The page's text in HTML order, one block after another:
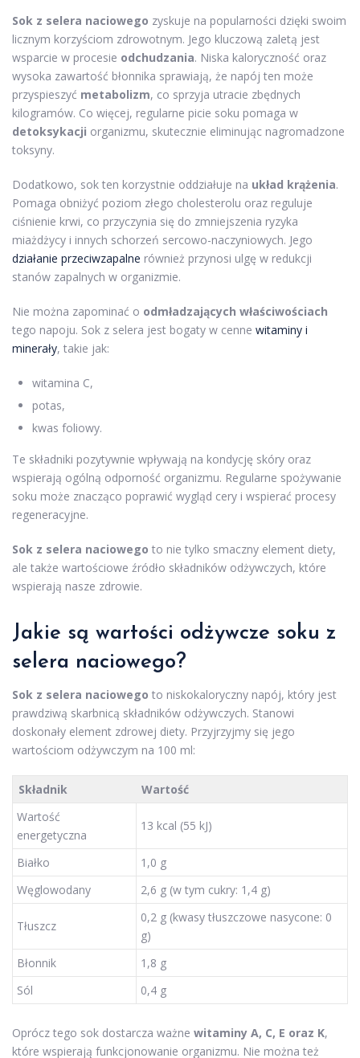
Sok z selera naciowego zyskuje na popularności dzięki swoim
licznym korzyściom zdrowotnym. Jego kluczową zaletą jest
wsparcie w procesie odchudzania. Niska kaloryczność oraz
wysoka zawartość błonnika sprawiają, że napój ten może
przyspieszyć metabolizm, co sprzyja utracie zbędnych
kilogramów. Co więcej, regularne picie soku pomaga w
detoksykacji organizmu, skutecznie eliminując nagromadzone
toksyny.
Dodatkowo, sok ten korzystnie oddziałuje na układ krążenia.
Pomaga obniżyć poziom złego cholesterolu oraz reguluje
ciśnienie krwi, co przyczynia się do zmniejszenia ryzyka
miażdżycy i innych schorzeń sercowo-naczyniowych. Jego
działanie przeciwzapalne również przynosi ulgę w redukcji
stanów zapalnych w organizmie.
Nie można zapominać o odmładzających właściwościach
tego napoju. Sok z selera jest bogaty w cenne witaminy i
minerały, takie jak:
witamina C,
potas,
kwas foliowy.
Te składniki pozytywnie wpływają na kondycję skóry oraz
wspierają ogólną odporność organizmu. Regularne spożywanie
soku może znacząco poprawić wygląd cery i wspierać procesy
regeneracyjne.
Sok z selera naciowego to nie tylko smaczny element diety,
ale także wartościowe źródło składników odżywczych, które
wspierają nasze zdrowie.
Jakie są wartości odżywcze soku z
selera naciowego?
Sok z selera naciowego to niskokaloryczny napój, który jest
prawdziwą skarbnicą składników odżywczych. Stanowi
doskonały element zdrowej diety. Przyjrzyjmy się jego
wartościom odżywczym na 100 ml:
Składnik
Wartość
Wartość
energetyczna
13 kcal (55 kJ)
Białko
1,0 g
Węglowodany
2,6 g (w tym cukry: 1,4 g)
Tłuszcz
0,2 g (kwasy tłuszczowe nasycone: 0
g)
Błonnik
1,8 g
Sól
0,4 g
Oprócz tego sok dostarcza ważne witaminy A, C, E oraz K,
które wspierają funkcjonowanie organizmu. Nie można też